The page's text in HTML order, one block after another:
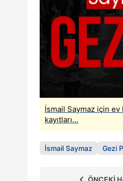
İsmail Saymaz için ev
kayıtları...
İsmail Saymaz Gezi
ÖNCEKİ